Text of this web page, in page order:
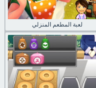
لعبة المطعم المنزلي